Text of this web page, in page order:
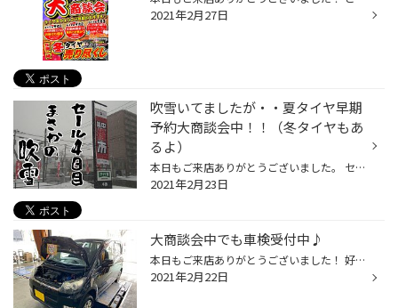
2021年2月27日
吹雪いてましたが・・夏タイヤ早期
予約大商談会中！！（冬タイヤもあ
るよ）
本日もご来店ありがとうございました。 セール開催４日目は吹雪からのスタート！！ （風強すぎて写真撮影後のぼりは撤去するほど） セールのメインは夏タイヤですが、 もちろん冬タイヤの売り切りも実施しています！！ 次のシーズンに冬タイヤは絶対必要！！という方は この機会にご検討されてもい...
2021年2月23日
大商談会中でも車検受付中♪
本日もご来店ありがとうございました！ 好評開催中の「夏タイヤ早期予約大商談会」が 開催中ですが、本日は「車検」のご紹介♪ お車はダイハツ ムーヴ！ 無事に検査を終了し、当店に戻ってきました♪ しかし、検査に通ったからと言って何もしないのは ナンセンス(´Д⊂ヽ お車の状態にもよりますが「メ...
2021年2月22日